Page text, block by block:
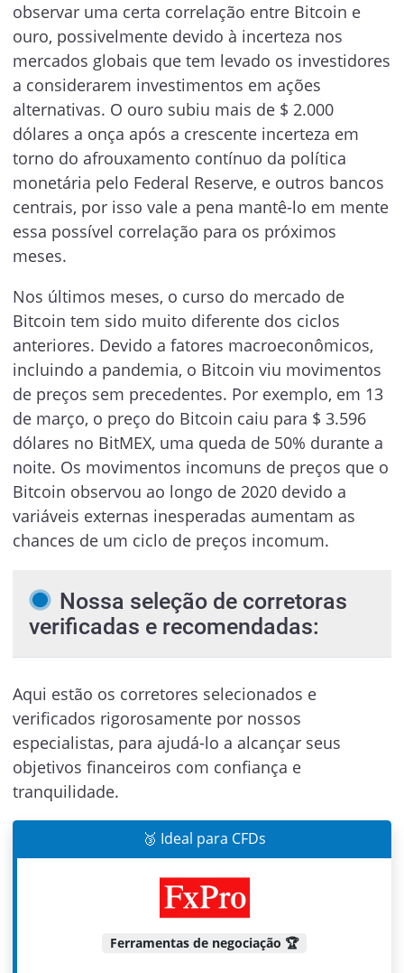
observar uma certa correlação entre Bitcoin e
ouro, possivelmente devido à incerteza nos
mercados globais que tem levado os investidores
a considerarem investimentos em ações
alternativas. O ouro subiu mais de $ 2.000
dólares a onça após a crescente incerteza em
torno do afrouxamento contínuo da política
monetária pelo Federal Reserve, e outros bancos
centrais, por isso vale a pena mantê-lo em mente
essa possível correlação para os próximos
meses.
Nos últimos meses, o curso do mercado de
Bitcoin tem sido muito diferente dos ciclos
anteriores. Devido a fatores macroeconômicos,
incluindo a pandemia, o Bitcoin viu movimentos
de preços sem precedentes. Por exemplo, em 13
de março, o preço do Bitcoin caiu para $ 3.596
dólares no BitMEX, uma queda de 50% durante a
noite. Os movimentos incomuns de preços que o
Bitcoin observou ao longo de 2020 devido a
variáveis externas inesperadas aumentam as
chances de um ciclo de preços incomum.
Nossa seleção de corretoras
verificadas e recomendadas:
Aqui estão os corretores selecionados e
verificados rigorosamente por nossos
especialistas, para ajudá-lo a alcançar seus
objetivos financeiros com confiança e
tranquilidade.
🥉 Ideal para CFDs
Ferramentas de negociação 🏆